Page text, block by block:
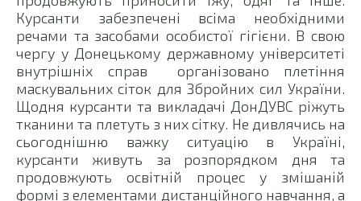
Курсанти забезпечені всіма необхідними
речами та засобами особистої гігієни. В свою
чергу у Донецькому державному університеті
внутрішніх справ організовано плетіння
маскувальних сіток для Збройних сил України.
Щодня курсанти та викладачі ДонДУВС ріжуть
тканини та плетуть з них сітку. Не дивлячись на
сьогоднішню важку ситуацію в Україні,
курсанти живуть за розпорядком дня та
продовжують освітній процес у змішаній
формі з елементами дистанційного навчання, а